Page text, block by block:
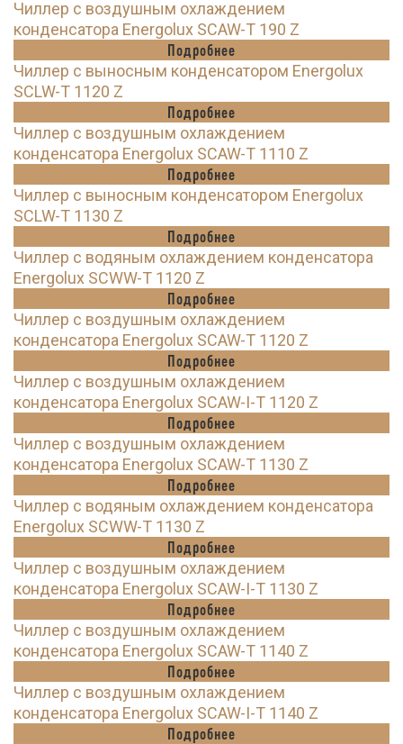
Чиллер с воздушным охлаждением
конденсатора Energolux SCAW-T 190 Z
Подробнее
Чиллер с выносным конденсатором Energolux
SCLW-T 1120 Z
Подробнее
Чиллер с воздушным охлаждением
конденсатора Energolux SCAW-T 1110 Z
Подробнее
Чиллер с выносным конденсатором Energolux
SCLW-T 1130 Z
Подробнее
Чиллер с водяным охлаждением конденсатора
Energolux SCWW-T 1120 Z
Подробнее
Чиллер с воздушным охлаждением
конденсатора Energolux SCAW-T 1120 Z
Подробнее
Чиллер с воздушным охлаждением
конденсатора Energolux SCAW-I-T 1120 Z
Подробнее
Чиллер с воздушным охлаждением
конденсатора Energolux SCAW-T 1130 Z
Подробнее
Чиллер с водяным охлаждением конденсатора
Energolux SCWW-T 1130 Z
Подробнее
Чиллер с воздушным охлаждением
конденсатора Energolux SCAW-I-T 1130 Z
Подробнее
Чиллер с воздушным охлаждением
конденсатора Energolux SCAW-T 1140 Z
Подробнее
Чиллер с воздушным охлаждением
конденсатора Energolux SCAW-I-T 1140 Z
Подробнее